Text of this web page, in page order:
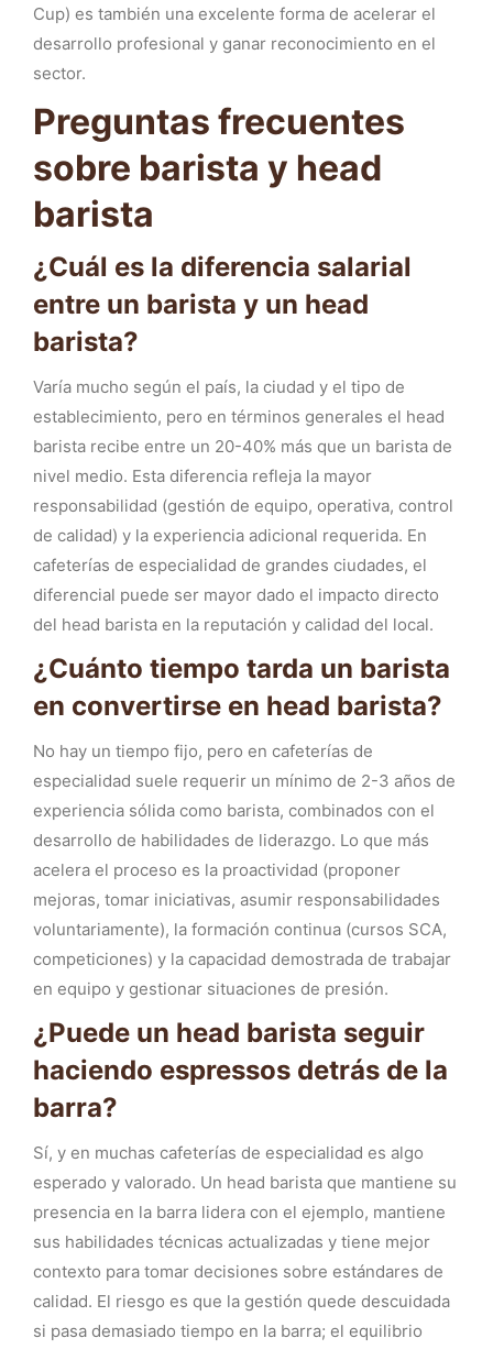
Cup) es también una excelente forma de acelerar el
desarrollo profesional y ganar reconocimiento en el
sector.
Preguntas frecuentes
sobre barista y head
barista
¿Cuál es la diferencia salarial
entre un barista y un head
barista?
Varía mucho según el país, la ciudad y el tipo de
establecimiento, pero en términos generales el head
barista recibe entre un 20-40% más que un barista de
nivel medio. Esta diferencia refleja la mayor
responsabilidad (gestión de equipo, operativa, control
de calidad) y la experiencia adicional requerida. En
cafeterías de especialidad de grandes ciudades, el
diferencial puede ser mayor dado el impacto directo
del head barista en la reputación y calidad del local.
¿Cuánto tiempo tarda un barista
en convertirse en head barista?
No hay un tiempo fijo, pero en cafeterías de
especialidad suele requerir un mínimo de 2-3 años de
experiencia sólida como barista, combinados con el
desarrollo de habilidades de liderazgo. Lo que más
acelera el proceso es la proactividad (proponer
mejoras, tomar iniciativas, asumir responsabilidades
voluntariamente), la formación continua (cursos SCA,
competiciones) y la capacidad demostrada de trabajar
en equipo y gestionar situaciones de presión.
¿Puede un head barista seguir
haciendo espressos detrás de la
barra?
Sí, y en muchas cafeterías de especialidad es algo
esperado y valorado. Un head barista que mantiene su
presencia en la barra lidera con el ejemplo, mantiene
sus habilidades técnicas actualizadas y tiene mejor
contexto para tomar decisiones sobre estándares de
calidad. El riesgo es que la gestión quede descuidada
si pasa demasiado tiempo en la barra; el equilibrio